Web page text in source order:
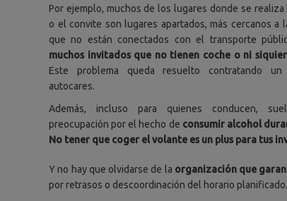
Por ejemplo, muchos de los lugares donde se realiza
o el convite son lugares apartados, más cercanos a
que no están conectados con el transporte
muchos invitados que no tienen coche o ni
Este problema queda resuelto contratando
autocares.
Además, incluso para quienes conducen,
preocupación por el hecho de consumir alcohol
No tener que coger el volante es un plus para tus
Y no hay que olvidarse de la organización que
por retrasos o descoordinación del horario planificado.